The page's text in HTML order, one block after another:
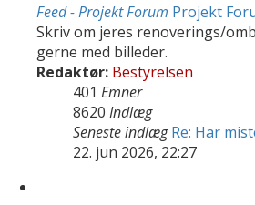
Feed - Projekt Forum Projekt
Skriv om jeres renoverings/
gerne med billeder.
Redaktør: Bestyrelsen
401 Emner
8620 Indlæg
Seneste indlæg Re: Har
22. jun 2026, 22:27